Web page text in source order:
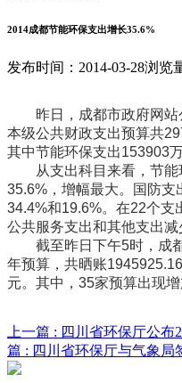
2014成都节能环保支出增长35.6%
发布时间：2014-03-28浏览
昨日，成都市政府网站
本级公共财政支出预算共
其中节能环保支出153903
从支出科目来看，节能
35.6%，增幅最大。国防支
34.4%和19.6%。在22个支
公共服务支出和其他支出减
截至昨日下午5时，成都
年预算，共晒账
元。其中，35家预算出现
上一篇 : 四川省环保厅公布
篇 : 四川省环保厅与气象局